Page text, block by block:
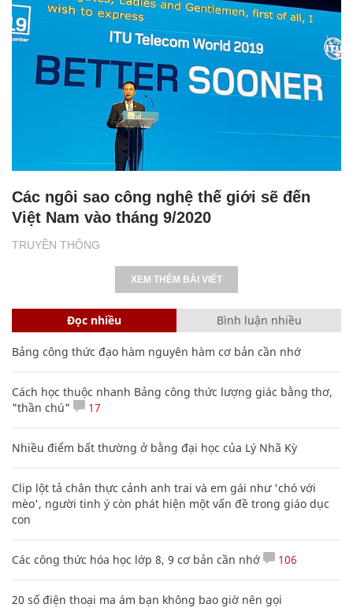
TRUYỀN THÔNG
Các ngôi sao công nghệ thế giới sẽ đến
Việt Nam vào tháng 9/2020
XEM THÊM BÀI VIẾT
Đọc nhiều Bình luận nhiều
Bảng công thức đạo hàm nguyên hàm cơ bản cần nhớ
Cách học thuộc nhanh Bảng công thức lượng giác bằng thơ,
"thần chú"
17
Nhiều điểm bất thường ở bằng đại học của Lý Nhã Kỳ
Clip lột tả chân thực cảnh anh trai và em gái như 'chó với
mèo', người tinh ý còn phát hiện một vấn đề trong giáo dục
con
Các công thức hóa học lớp 8, 9 cơ bản cần nhớ 106
20 số điện thoại ma ám bạn không bao giờ nên gọi